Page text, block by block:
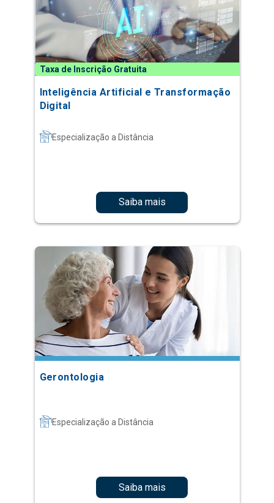
Taxa de Inscrição Gratuita
Inteligência Artificial e Transformação
Digital
Especialização a Distância
Saiba mais
Gerontologia
Especialização a Distância
Saiba mais